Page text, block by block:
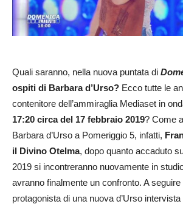
Quali saranno, nella nuova puntata di
ospiti di Barbara d’Urso? Ecco tutte le
contenitore dell’ammiraglia Mediaset in
17:20 circa del 17 febbraio 2019? Come
Barbara d’Urso a Pomeriggio 5, infatti,
il Divino Otelma, dopo quanto accaduto
2019 si incontreranno nuovamente in
avranno finalmente un confronto. A
protagonista di una nuova d’Urso